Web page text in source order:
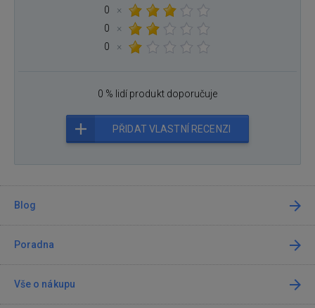
0
×
0
×
0
×
0 % lidí produkt doporučuje
PŘIDAT VLASTNÍ RECENZI
Blog
Poradna
Vše o nákupu